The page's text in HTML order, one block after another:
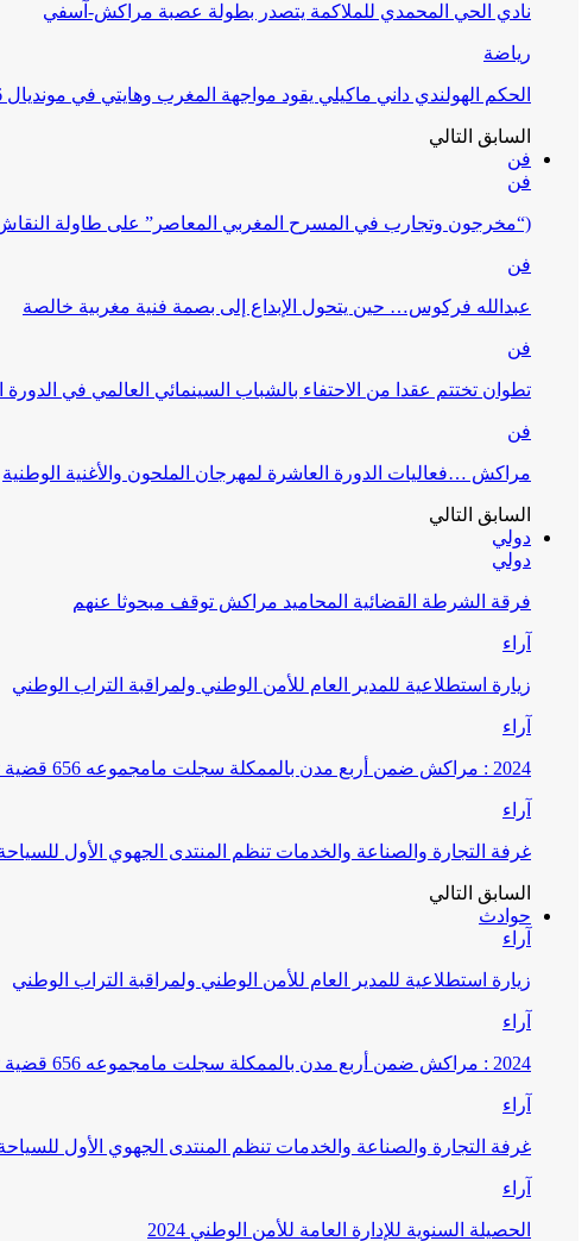
نادي الحي المحمدي للملاكمة يتصدر بطولة عصبة مراكش-آسفي
رياضة
الحكم الهولندي داني ماكيلي يقود مواجهة المغرب وهايتي في مونديال 2026
السابق التالي
فن
فن
(“مخرجون وتجارب في المسرح المغربي المعاصر” على طاولة
فن
عبدالله فركوس… حين يتحول الإبداع إلى بصمة فنية مغربية خالصة
فن
تطوان تختتم عقدا من الاحتفاء بالشباب السينمائي العالمي في
فن
مراكش …فعاليات الدورة العاشرة لمهرجان الملحون والأغنية الوطنية
السابق التالي
دولي
دولي
فرقة الشرطة القضائية المحاميد مراكش توقف مبحوثا عنهم
آراء
زيارة استطلاعية للمدير العام للأمن الوطني ولمراقبة التراب الوطني
آراء
2024 : مراكش ضمن أربع مدن بالممكلة سجلت مامجموعه 656 قضية تتعلق بغسيل الأموال
آراء
غرفة التجارة والصناعة والخدمات تنظم المنتدى الجهوي الأول
السابق التالي
حوادث
آراء
زيارة استطلاعية للمدير العام للأمن الوطني ولمراقبة التراب الوطني
آراء
2024 : مراكش ضمن أربع مدن بالممكلة سجلت مامجموعه 656 قضية تتعلق بغسيل الأموال
آراء
غرفة التجارة والصناعة والخدمات تنظم المنتدى الجهوي الأول
آراء
الحصيلة السنوية للإدارة العامة للأمن الوطني 2024